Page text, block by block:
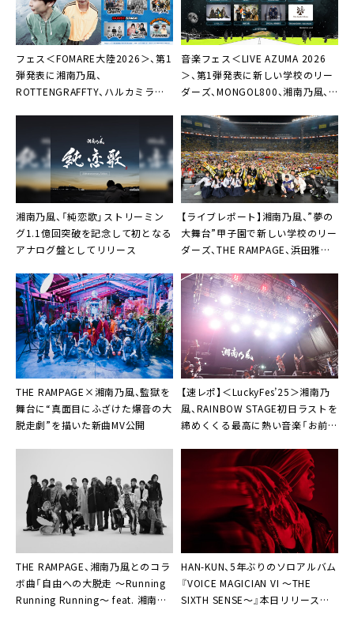
フェス＜FOMARE⼤陸2026＞、第1
弾発表に湘南乃⾵、
ROTTENGRAFFTY、ハルカミライ、
音楽フェス＜LIVE AZUMA 2026
＞、第1弾発表に新しい学校のリー
ダーズ、MONGOL800、湘南乃⾵、
湘南乃風、「純恋歌」ストリーミン
グ1.1億回突破を記念して初となる
アナログ盤としてリリース
【ライブレポート】湘南乃風、”夢の
大舞台”甲子園で新しい学校のリー
ダーズ、THE RAMPAGE、浜田雅功
THE RAMPAGE×湘南乃風、監獄を
舞台に“真面目にふざけた爆音の大
脱走劇”を描いた新曲MV公開
【速レポ】＜LuckyFes’25＞湘南乃
風、RAINBOW STAGE初日ラストを
締めくくる最高に熱い音楽「お前た
THE RAMPAGE、湘南乃風とのコラ
ボ曲「自由への大脱走 〜Running
Running Running〜 feat. 湘南乃
HAN-KUN、5年ぶりのソロアルバム
『VOICE MAGICIAN VI ～THE
SIXTH SENSE～』本日リリース＋